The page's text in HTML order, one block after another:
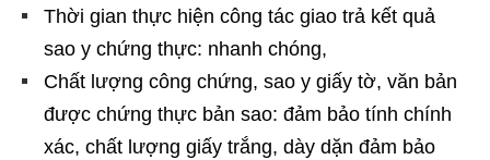
Thời gian thực hiện công tác giao trả kết quả
sao y chứng thực: nhanh chóng,
Chất lượng công chứng, sao y giấy tờ, văn bản
được chứng thực bản sao: đảm bảo tính chính
xác, chất lượng giấy trắng, dày dặn đảm bảo